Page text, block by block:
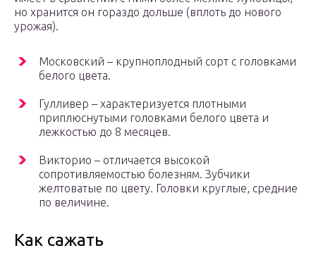
но хранится он гораздо дольше (вплоть до нового
урожая).
Московский – крупноплодный сорт с головками
белого цвета.
Гулливер – характеризуется плотными
приплюснутыми головками белого цвета и
лежкостью до 8 месяцев.
Викторио – отличается высокой
сопротивляемостью болезням. Зубчики
желтоватые по цвету. Головки круглые, средние
по величине.
Как сажать